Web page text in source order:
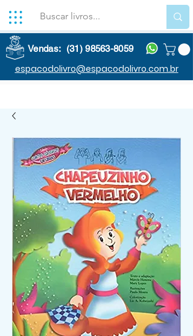
Vendas: (31) 98563-8059
espacodolivro@espacodolivro.com.br